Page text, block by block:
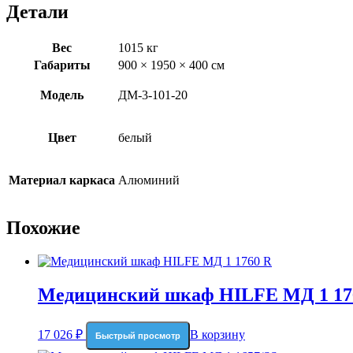
Детали
Вес
1015 кг
Габариты
900 × 1950 × 400 см
Модель ДМ-3-101-20
Цвет белый
Материал каркаса Алюминий
Похожие
Медицинский шкаф HILFE МД 1
17 026 ₽ Быстрый просмотр В корзину